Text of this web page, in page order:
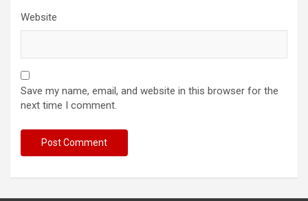
Website
Save my name, email, and website in this browser for the
next time I comment.